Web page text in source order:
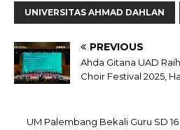
UNIVERSITAS AHMAD DAHLAN
PREVIOUS
Ahda Gitana UAD
Choir Festival 2025,
UM Palembang Bekali Guru SD